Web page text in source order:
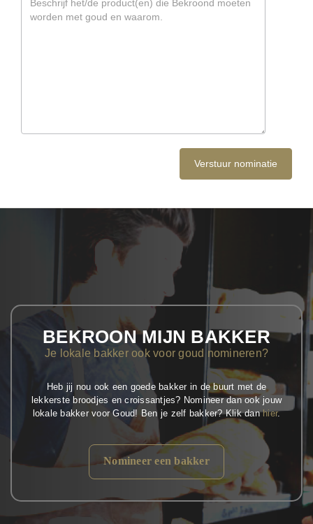
BEKROON MIJN BAKKER
Je lokale bakker ook voor goud nomineren?
Heb jij nou ook een goede bakker in de buurt met de
lekkerste broodjes en croissantjes? Nomineer dan ook jouw
lokale bakker voor Goud! Ben je zelf bakker? Klik danhier.
Nomineer een bakker